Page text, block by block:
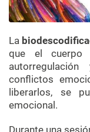
La
que el cuerpo
conflictos
liberarlos, se
emocional.
Durante una